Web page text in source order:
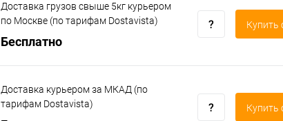
Доставка грузов свыше 5кг курьером
по Москве (по тарифам Dostavista)
Бесплатно
Купить
Доставка курьером за МКАД (по
тарифам Dostavista)
Купить